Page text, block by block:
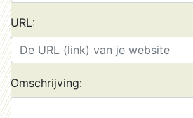
URL:
Omschrijving: